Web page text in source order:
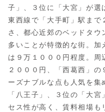
子」、３位に「大宮」が選
東西線で「大手町」駅まで
さ、都心近郊のベッドタ
多いことが特徴的な街。加
は９万１０００円程度。周
２０００円、「西葛西」の
ーズナブルな点も人気を集
「八王子」、３位の「大
セス性が高く、賃料相場も